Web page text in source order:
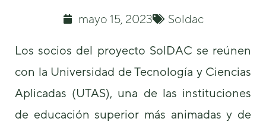
mayo 15, 2023 Soldac
Los socios del proyecto SolDAC se reúnen
con la Universidad de Tecnología y Ciencias
Aplicadas (UTAS), una de las instituciones
de educación superior más animadas y de